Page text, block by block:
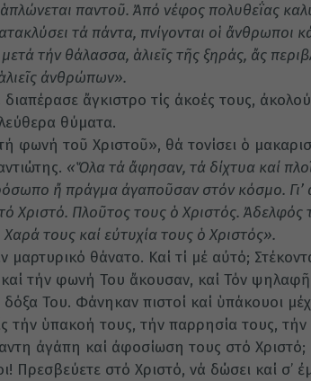
παντοῦ. Ἀπό νέφος πολυθεΐας
τά πάντα, πνίγονται οἱ ἄνθρωποι
τήν θάλασσα, ἁλιεῖς τῆς ξηράς, ἄς
ἀνθρώπων».
ἄγκιστρο τίς ἀκοές τους,
θύματα.
φωνή τοῦ Χριστοῦ», θά τονίσει ὁ
«Ὅλα τά ἄφησαν, τά δίχτυα καί
ἤ πράγμα ἀγαποῦσαν στόν κόσμο. Γι’
Χριστό. Πλοῦτος τους ὁ Χριστός. Ἀδελφός
τους καί εὐτυχία τους ὁ Χριστός».
μαρτυρικό θάνατο. Καί τί μέ αὐτό;
τήν φωνή Του ἄκουσαν, καί Τόν
Του. Φάνηκαν πιστοί καί ὑπάκουοι
τήν ὑπακοή τους, τήν παρρησία τους,
ἀγάπη καί ἀφοσίωση τους στό Χριστό;
Πρεσβεύετε στό Χριστό, νά δώσει καί σ’